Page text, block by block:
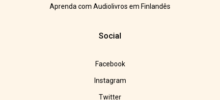
Aprenda com Audiolivros em Finlandês
Social
Facebook
Instagram
Twitter